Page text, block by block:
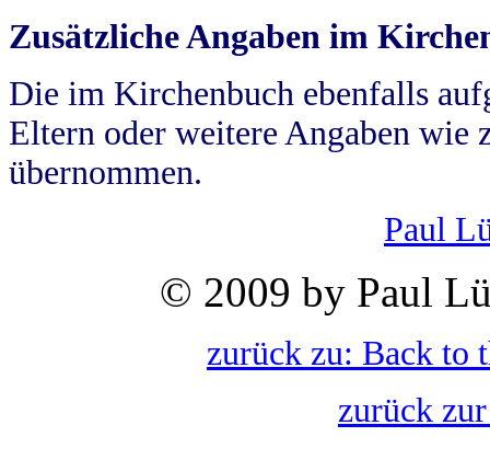
Zusätzliche Angaben im
Die im Kirchenbuch ebenfalls
Eltern oder weitere Angaben wie
übernommen.
Paul
© 2009 by Paul
zurück zu: Back to
zurück